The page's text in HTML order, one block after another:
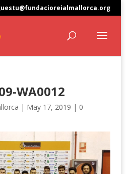
WA0012
| May 17, 2019 | 0